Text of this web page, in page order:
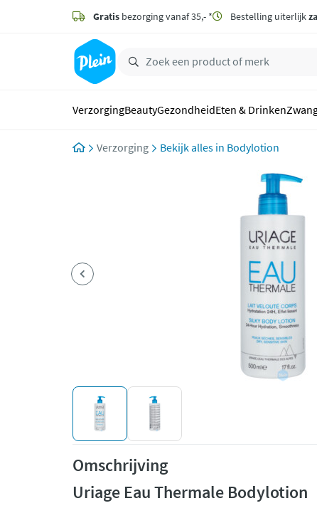
zoeken
hoofdinhoud
Gratis bezorging vanaf 35,- * Bestelling uiterlijk
VerzorgingBeautyGezondheidEten & Drinken
Verzorging Bodylotion
Omschrijving
Uriage Eau Thermale Bodylotion